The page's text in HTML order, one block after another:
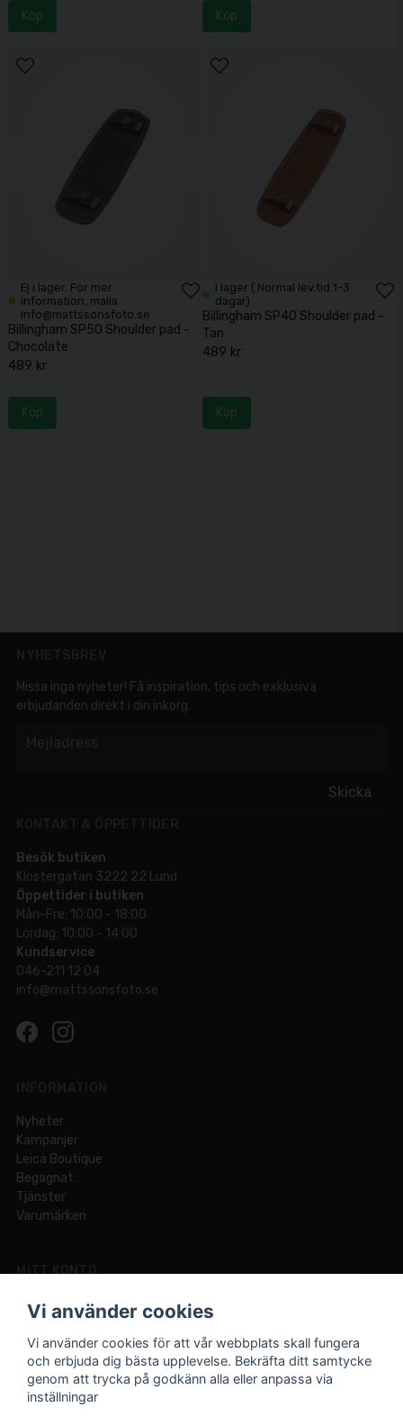
Köp Köp
Ej i lager. För mer
information, maila
info@mattssonsfoto.se
Billingham SP50 Shoulder pad -
Chocolate
489 kr
Köp
I lager ( Normal lev.tid 1-3
dagar)
Billingham SP40 Shoulder pad -
Tan
489 kr
Köp
Skicka
Missa inga nyheter! Få inspiration, tips och exklusiva
erbjudanden direkt i din inkorg.
Besök butiken
Klostergatan 3222 22 Lund
Öppettider i butiken
Mån-Fre: 10:00 - 18:00
Lördag: 10:00 - 14:00
Kundservice
046-211 12 04
info@mattssonsfoto.se
Nyheter
Kampanjer
Leica Boutique
Begagnat
Tjänster
Varumärken
MITT KONTO
Logga in
Registrera dig
Glömt lösenord?
Vi använder cookies
Vi använder cookies för att vår webbplats skall fungera
och erbjuda dig bästa upplevelse. Bekräfta ditt samtycke
genom att trycka på godkänn alla eller anpassa via
inställningar